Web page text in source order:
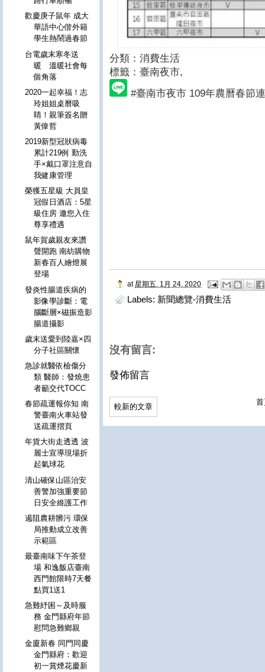
分類：消費生活
標籤：臺南夜市,
#臺南市夜市 109年農曆春節
at 星期五, 1月 24, 2020
Labels: 新聞總覽-消費生活
沒有留言:
發佈留言
較新的文章
歡慶庚子鼠年 成大
華語中心偕外籍
學生熱鬧過春節
台電歲末寒冬送
暖 溫暖社會每
個角落
2020一起幸福！志
玲姐姐桌曆吸
睛！親筆簽名贈
黃偉哲
2019新型冠狀病毒
累計219例 勤洗
手×戴口罩注意自
我健康管理
榮獲五星級 大員皇
冠假日酒店：5星
級住房 邀您入住
尊享禮遇
鼠年賀歲親友來讚
聲開跑 南紡購物
新春百人繪燈展
登場
發炎性腸道疾病的
影像學診斷：電
腦斷層×磁振造影
腸道攝影
歲末送愛到陸嘉×四
分子社區關懷
急診就醫依檢傷分
類 醫師：發燒患
者籲交代TOCC
春節疏運報你知 南
警臺南火車站發
送疏運摺頁
年貨大街走透透 波
麗士宣導現場折
起氣球花
清山確保山區治安
善警加強重要節
日安全維護工作
遏阻農耕髒污 環保
局推動成立改善
示範區
最臺南味下午茶登
場 和逸飯店臺南
西門館限時7天餐
點買1送1
急難紓困～及時服
務 金門縣府年節
慰問急難鄉親
金廈新春 同門同慶
金門縣府：歡迎
初一賞煙花慶新